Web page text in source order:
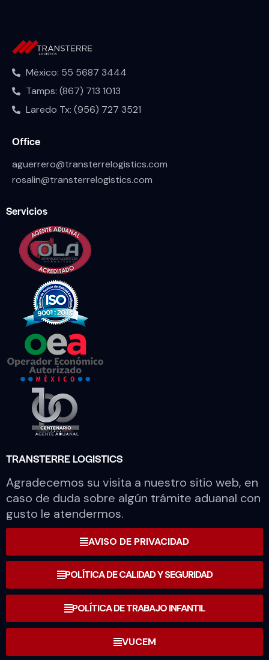
México: 55 5687 3444
Tamps: (867) 713 1013
Laredo Tx: (956) 727 3521
Office
aguerrero@transterrelogistics.com
rosalin@transterrelogistics.com
Servicios
TRANSTERRE LOGISTICS
Agradecemos su visita a nuestro sitio web, en
caso de duda sobre algún trámite aduanal con
gusto le atendermos.
AVISO DE PRIVACIDAD
POLÍTICA DE CALIDAD Y SEGURIDAD
POLÍTICA DE TRABAJO INFANTIL
VUCEM